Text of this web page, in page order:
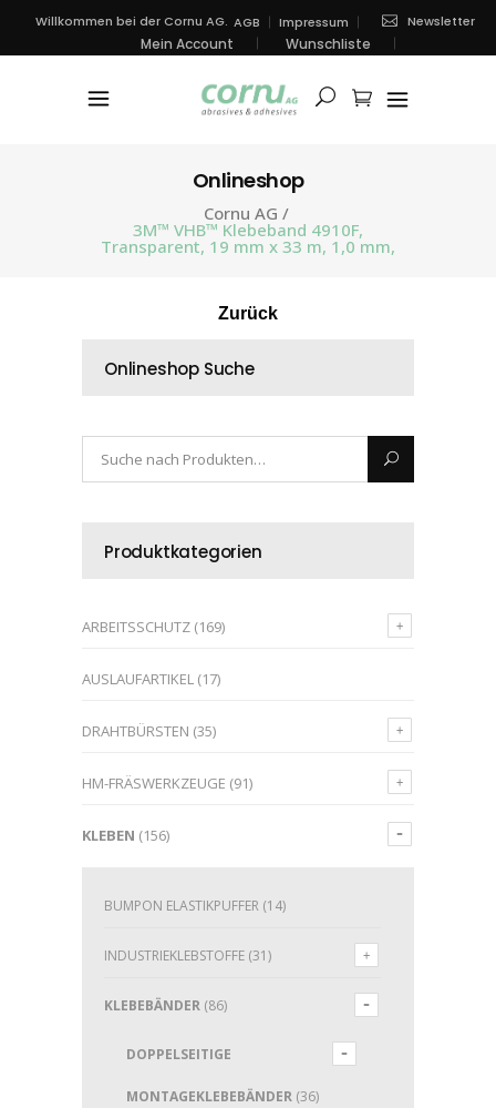
Willkommen bei der Cornu AG. AGB Impressum Newsletter
Mein Account Wunschliste
Onlineshop
Cornu AG /
3M™ VHB™ Klebeband 4910F,
Transparent, 19 mm x 33 m, 1,0 mm,
Zurück
Onlineshop Suche
Produktkategorien
ARBEITSSCHUTZ (169)
AUSLAUFARTIKEL (17)
DRAHTBÜRSTEN (35)
HM-FRÄSWERKZEUGE (91)
KLEBEN (156)
BUMPON ELASTIKPUFFER (14)
INDUSTRIEKLEBSTOFFE (31)
KLEBEBÄNDER (86)
DOPPELSEITIGE
MONTAGEKLEBEBÄNDER (36)